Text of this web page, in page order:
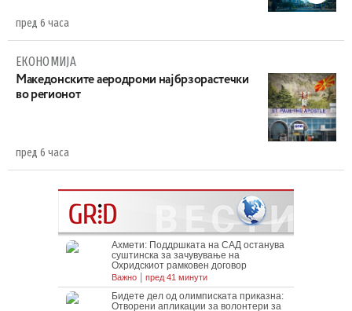
пред 6 часа
ЕКОНОМИЈА
Maкедонските аеродроми најбрзорастечки
во регионот
пред 6 часа